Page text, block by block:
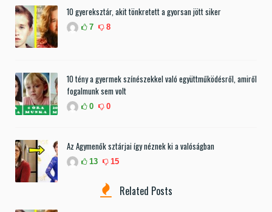
10 gyereksztár, akit tönkretett a gyorsan jött siker
7 8
10 tény a gyermek színészekkel való együttműködésről, amiről
fogalmunk sem volt
0 0
Az Agymenők sztárjai így néznek ki a valóságban
13 15
Related Posts